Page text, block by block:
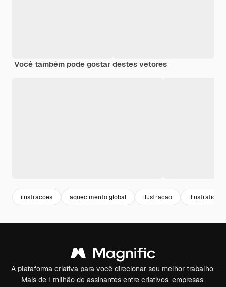
Você também pode gostar destes vetores
ilustracoes aquecimento global ilustracao illustration
A plataforma criativa para você direcionar seu melhor trabalho.
Mais de 1 milhão de assinantes entre criativos, empresas,